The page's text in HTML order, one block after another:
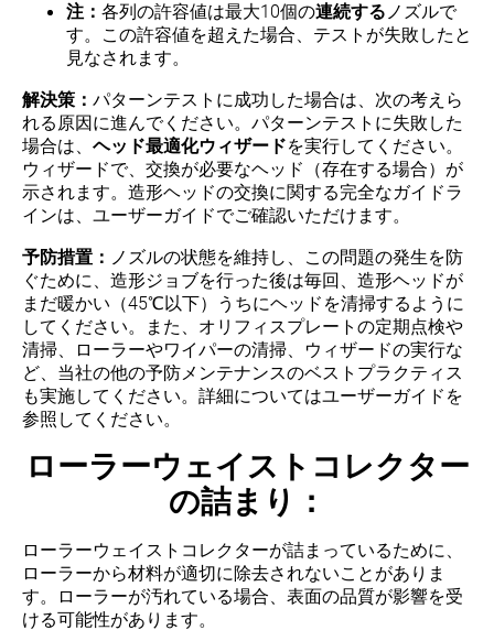
注： 各列の許容値は最大10個の連続する ノズルで
す。この許容値を超えた場合、テストが失敗したと
見なされます。
解決策： パターンテストに成功した場合は、次の考えら
れる原因に進んでください。パターンテストに失敗した
場合は、 ヘッド最適化ウィザードを実行してください。
ウィザードで、交換が必要なヘッド（存在する場合）が
示されます。造形ヘッドの交換に関する完全なガイドラ
インは、ユーザーガイドでご確認いただけます。
予防措置： ノズルの状態を維持し、この問題の発生を防
ぐために、造形ジョブを行った後は毎回、造形ヘッドが
まだ暖かい（45℃以下）うちにヘッドを清掃するように
してください。また、オリフィスプレートの定期点検や
清掃、ローラーやワイパーの清掃、ウィザードの実行な
ど、当社の他の予防メンテナンスのベストプラクティス
も実施してください。詳細についてはユーザーガイドを
参照してください。
ローラーウェイストコレクター
の詰まり：
ローラーウェイストコレクターが詰まっているために、
ローラーから材料が適切に除去されないことがありま
す。ローラーが汚れている場合、表面の品質が影響を受
ける可能性があります。